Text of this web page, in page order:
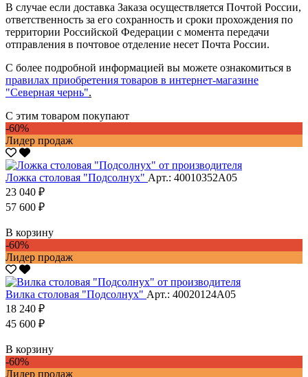
В случае если доставка Заказа осуществляется Почтой России,
ответственность за его сохранность и сроки прохождения по
территории Российской Федерации с момента передачи
отправления в почтовое отделение несет Почта России.
С более подробной информацией вы можете ознакомиться в
правилах приобретения товаров в интернет-магазине
"Северная чернь".
С этим товаром покупают
-60%
Лидер продаж
Ложка столовая "Подсолнух" Арт.: 40010352А05
23 040 ₽
57 600 ₽
В корзину
-60%
Лидер продаж
Вилка столовая "Подсолнух" Арт.: 40020124А05
18 240 ₽
45 600 ₽
В корзину
-60%
Лидер продаж